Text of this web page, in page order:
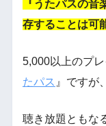
『うたパスの
存することは可
5,000以上のプ
たパス 』ですが、
聴き放題ともな